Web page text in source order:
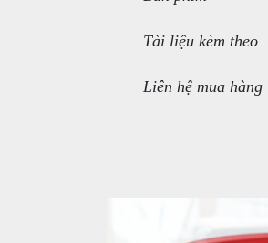
Tài liệu kèm theo
Liên hệ mua hàng